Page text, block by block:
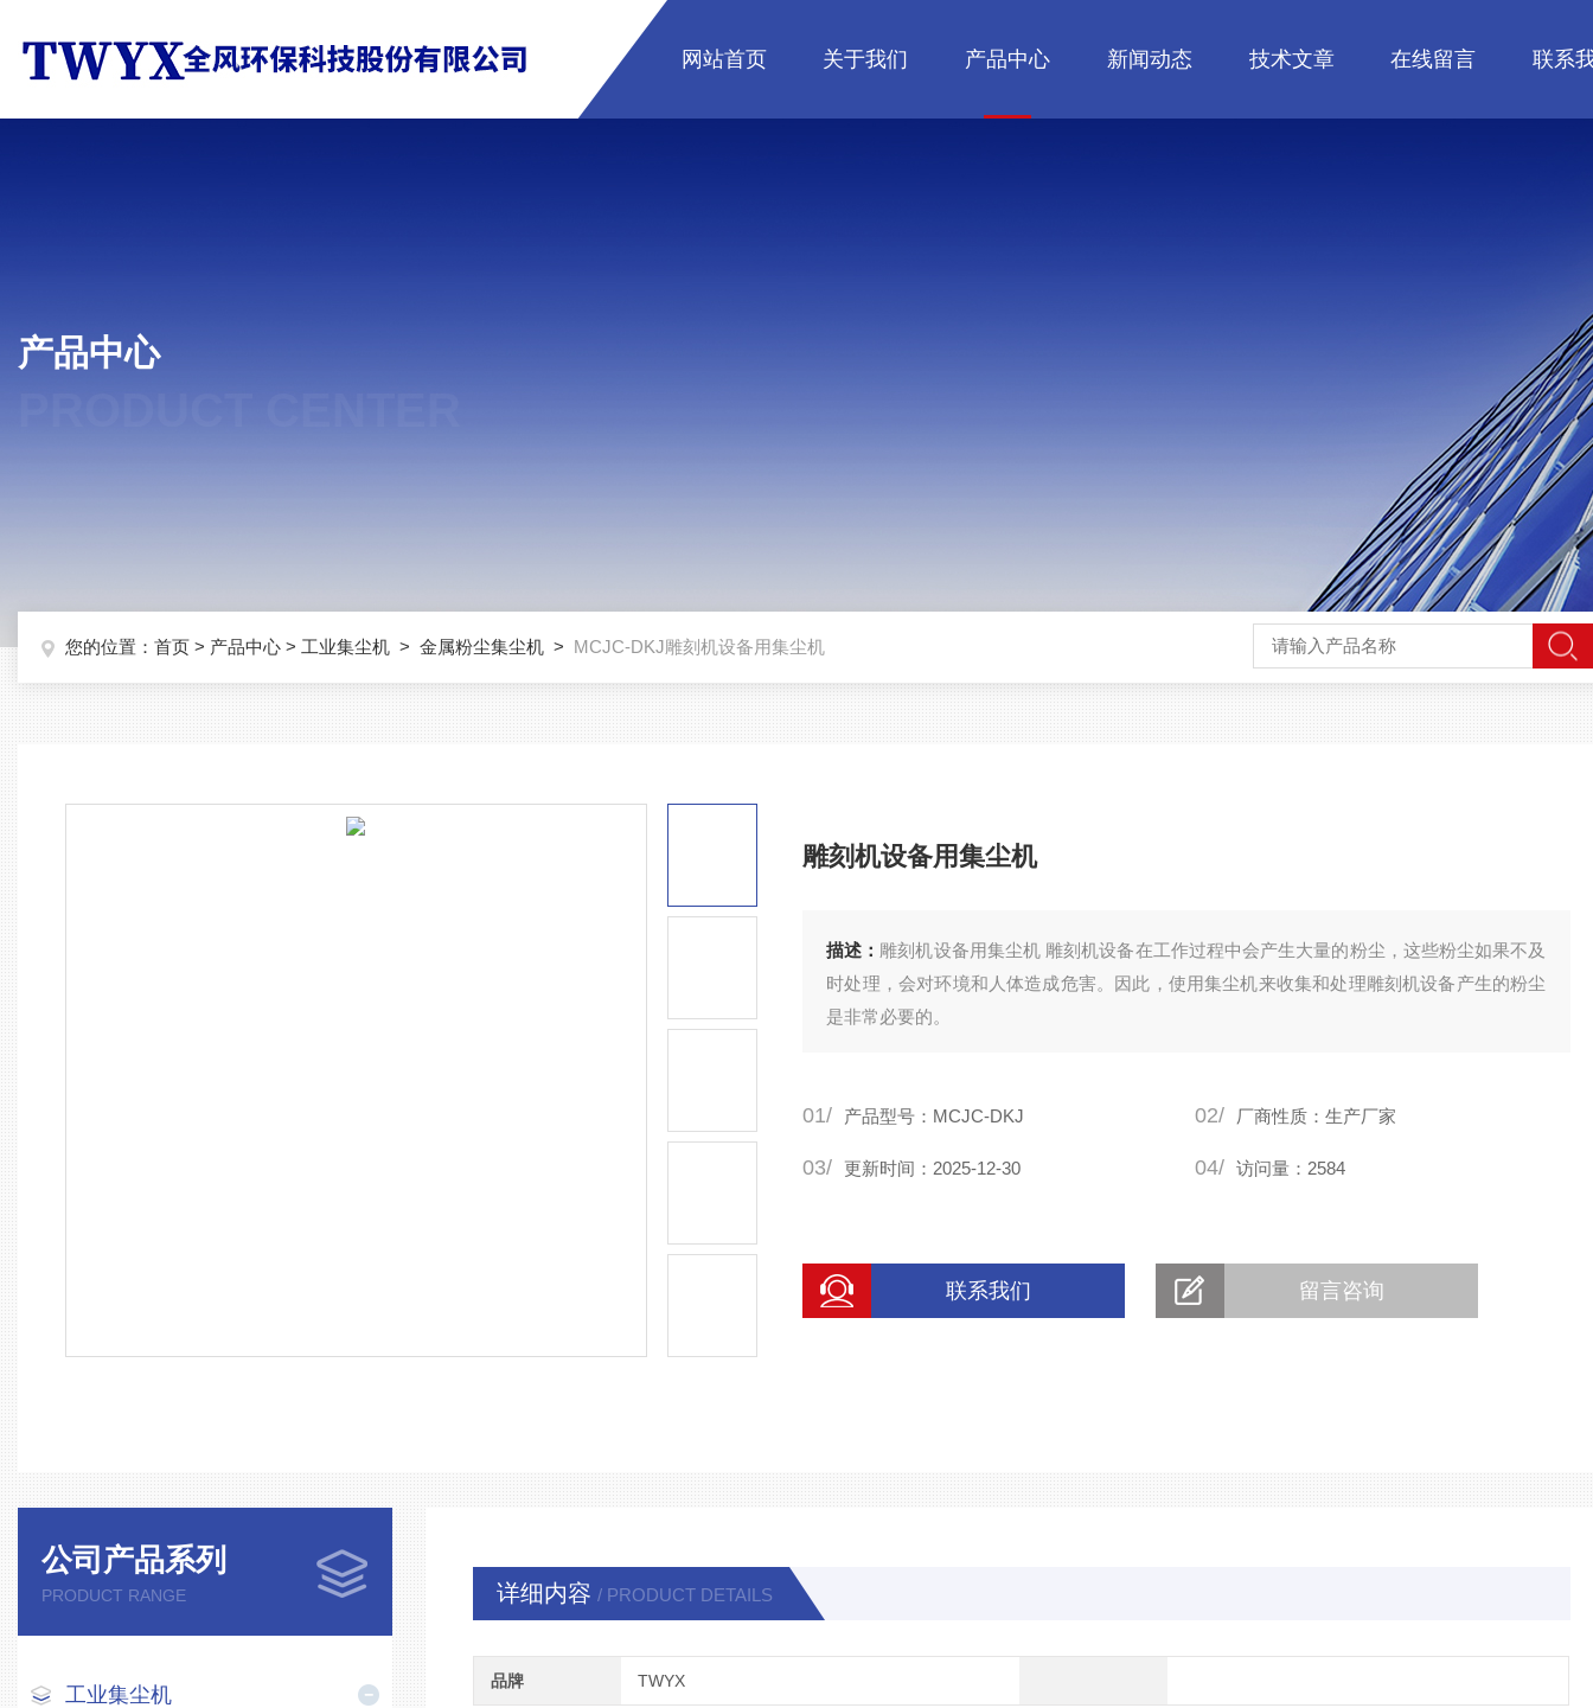
网站首页 关于我们 产品中心 新闻动态 技术文章 在线留言 联系
产品中心
您的位置： 首页 > 产品中心 > 工业集尘机 > 金属粉尘集尘机 > MCJC-DKJ雕刻机设备用集尘机
雕刻机设备用集尘机
描述： 雕刻机设备用集尘机 雕刻机设备在工作过程中会产生大量的粉尘，这些粉尘如果不及
时处理，会对环境和人体造成危害。因此，使用集尘机来收集和处理雕刻机设备产生的粉尘
是非常必要的。
01/ 产品型号：MCJC-DKJ 02/ 厂商性质：生产厂家
03/ 更新时间：2025-12-30 04/ 访问量：2584
联系我们 留言咨询
公司产品系列
PRODUCT RANGE
工业集尘机
详细内容 / PRODUCT DETAILS
品牌 TWYX